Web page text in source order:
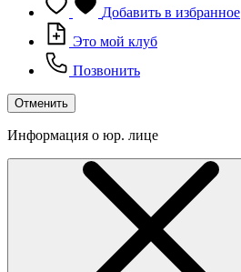
Добавить в избранное
Это мой клуб
Позвонить
Отменить
Информация о юр. лице